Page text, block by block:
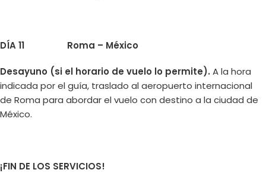
DÍA 11 Roma – México
Desayuno (si el horario de vuelo lo permite). A la hora
indicada por el guía, traslado al aeropuerto internacional
de Roma para abordar el vuelo con destino a la ciudad de
México.
¡FIN DE LOS SERVICIOS!